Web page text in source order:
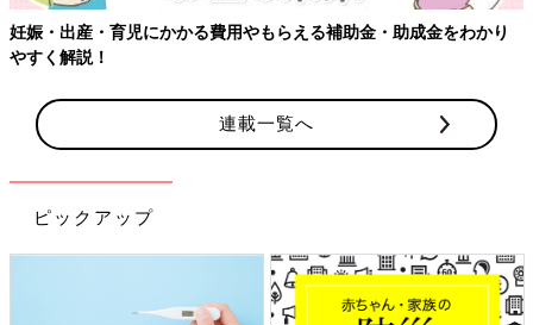
成金をわかり
連載一覧へ
ピックアップ